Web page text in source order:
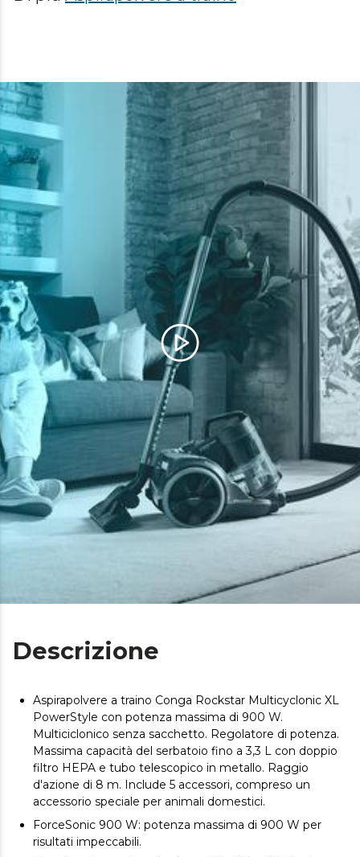
Descrizione
Aspirapolvere a traino Conga Rockstar Multicyclonic XL
PowerStyle con potenza massima di 900 W.
Multiciclonico senza sacchetto. Regolatore di potenza.
Massima capacità del serbatoio fino a 3,3 L con doppio
filtro HEPA e tubo telescopico in metallo. Raggio
d'azione di 8 m. Include 5 accessori, compreso un
accessorio speciale per animali domestici.
ForceSonic 900 W: potenza massima di 900 W per
risultati impeccabili.